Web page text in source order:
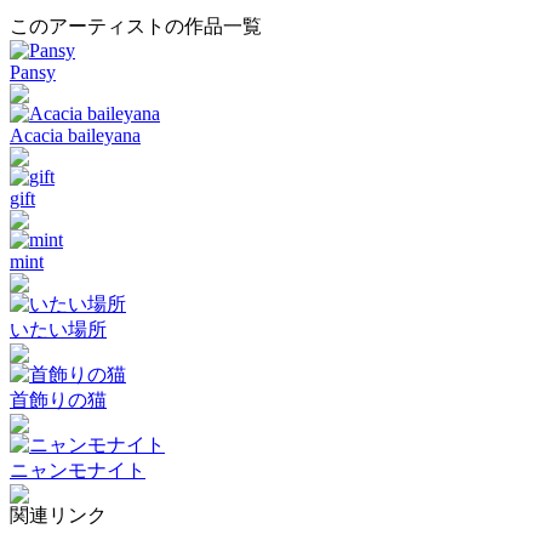
このアーティストの作品一覧
Pansy
Acacia baileyana
gift
mint
いたい場所
首飾りの猫
ニャンモナイト
関連リンク